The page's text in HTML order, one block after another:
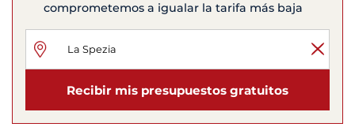
comprometemos a igualar la tarifa más baja
Recibir mis presupuestos gratuitos